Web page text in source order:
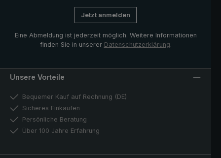
ist, dass der Trekking-Stockschirm auch als ganz
normaler Regenschirm in der City oder im Alltag
Jetzt anmelden
Eine Abmeldung ist jederzeit möglich. Weitere Informationen
finden Sie in unserer Datenschutzerklärung.
Unsere Vorteile
Bequemer Kauf auf Rechnung (DE)
Sicheres Einkaufen
Persönliche Beratung
Über 100 Jahre Erfahrung